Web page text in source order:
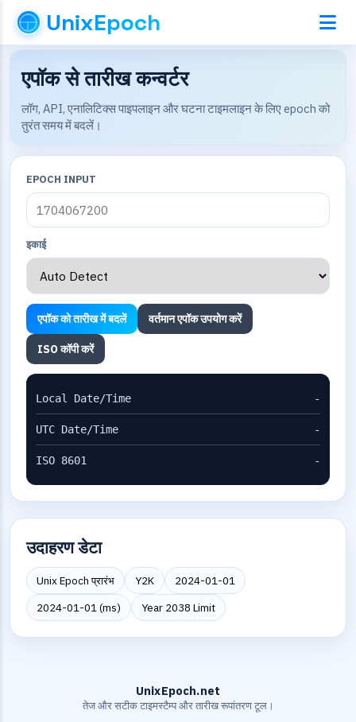
UnixEpoch
एपॉक से तारीख कन्वर्टर
लॉग, API, एनालिटिक्स पाइपलाइन और घटना टाइमलाइन के लिए epoch को
तुरंत समय में बदलें।
EPOCH INPUT
इकाई
एपॉक को तारीख में बदलें वर्तमान एपॉक उपयोग करें
ISO कॉपी करें
Local Date/Time -
UTC Date/Time -
ISO 8601 -
उदाहरण डेटा
Unix Epoch प्रारंभ Y2K
2024-01-01
2024-01-01 (ms)
Year 2038 Limit
UnixEpoch.net
तेज और सटीक टाइमस्टैम्प और तारीख रूपांतरण टूल।